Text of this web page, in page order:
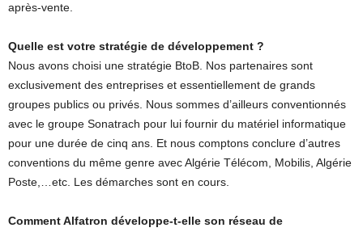
après-vente.
Quelle est votre stratégie de développement ?
Nous avons choisi une stratégie BtoB. Nos partenaires sont
exclusivement des entreprises et essentiellement de grands
groupes publics ou privés. Nous sommes d’ailleurs conventionnés
avec le groupe Sonatrach pour lui fournir du matériel informatique
pour une durée de cinq ans. Et nous comptons conclure d’autres
conventions du même genre avec Algérie Télécom, Mobilis, Algérie
Poste,…etc. Les démarches sont en cours.
Comment Alfatron développe-t-elle son réseau de